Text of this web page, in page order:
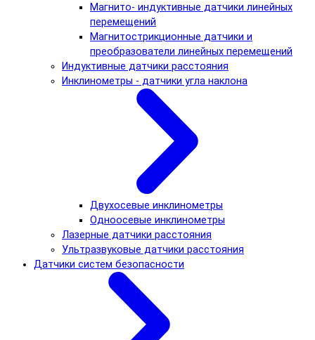
Магнито- индуктивные датчики линейных
перемещений
Магнитострикционные датчики и
преобразователи линейных перемещений
Индуктивные датчики расстояния
Инклинометры - датчики угла наклона
Двухосевые инклинометры
Одноосевые инклинометры
Лазерные датчики расстояния
Ультразвуковые датчики расстояния
Датчики систем безопасности